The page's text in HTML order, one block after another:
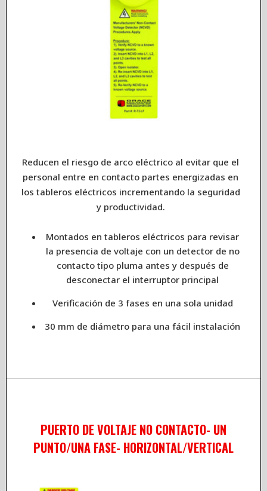
Reducen el riesgo de arco eléctrico al evitar que el
personal entre en contacto partes energizadas en
los tableros eléctricos incrementando la seguridad
y productividad.
Montados en tableros eléctricos para revisar
la presencia de voltaje con un detector de no
contacto tipo pluma antes y después de
desconectar el interruptor principal
Verificación de 3 fases en una sola unidad
30 mm de diámetro para una fácil instalación
PUERTO DE VOLTAJE NO CONTACTO- UN
PUNTO/UNA FASE- HORIZONTAL/VERTICAL